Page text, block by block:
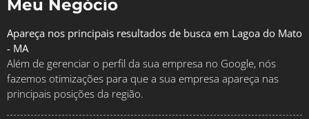
Meu Negócio
Apareça nos principais resultados de busca em Lagoa do Mato
- MA
Além de gerenciar o perfil da sua empresa no Google, nós
fazemos otimizações para que a sua empresa apareça nas
principais posições da região.